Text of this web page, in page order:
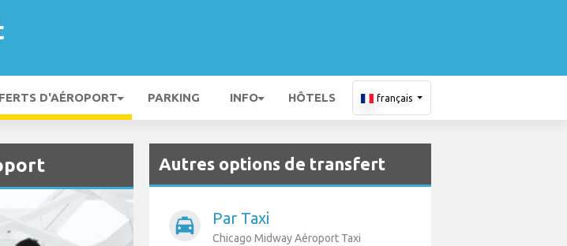
D'AÉROPORT PARKING INFO HÔTELS français
Autres options de transfert
local_taxi Par Taxi
Chicago Midway Aéroport Taxi